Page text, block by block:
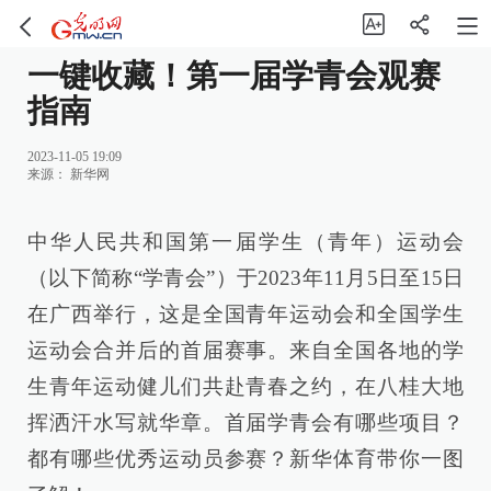
一键收藏！第一届学青会观赛
指南
2023-11-05 19:09
来源： 新华网
中华人民共和国第一届学生（青年）运动会
（以下简称“学青会”）于2023年11月5日至15日
在广西举行，这是全国青年运动会和全国学生
运动会合并后的首届赛事。来自全国各地的学
生青年运动健儿们共赴青春之约，在八桂大地
挥洒汗水写就华章。首届学青会有哪些项目？
都有哪些优秀运动员参赛？新华体育带你一图